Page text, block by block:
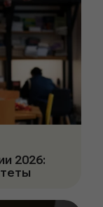
2026: